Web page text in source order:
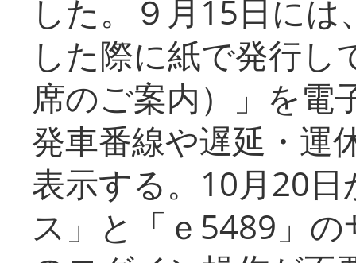
した。９月15日に
した際に紙で発行し
席のご案内）」を電
発車番線や遅延・運
表示する。10月20
ス」と「ｅ5489」